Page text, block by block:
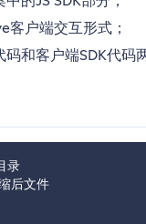
客户端交互形式；
和客户端SDK代码
录
文件